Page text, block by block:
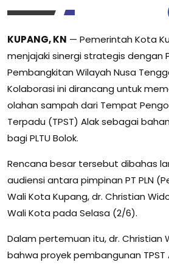
KUPANG, KN — Pemerintah Kota
menjajaki sinergi strategis dengan
Pembangkitan Wilayah Nusa
Kolaborasi ini dirancang untuk
olahan sampah dari Tempat
Terpadu (TPST) Alak sebagai
bagi PLTU Bolok.
Rencana besar tersebut dibahas
audiensi antara pimpinan PT PLN
Wali Kota Kupang, dr. Christian
Wali Kota pada Selasa (2/6).
Dalam pertemuan itu, dr. Christian
bahwa proyek pembangunan TPST